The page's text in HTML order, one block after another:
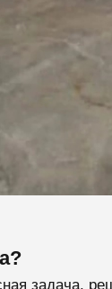
задача,